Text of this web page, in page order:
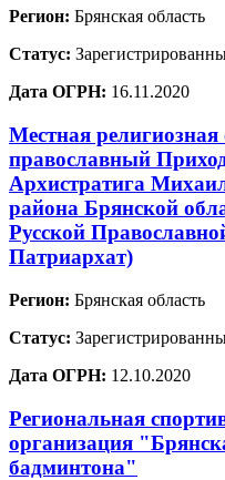
Регион: Брянская область
Статус:
Дата ОГРН: 16.11.2020
Местная религиозная
православный
Архистратига
района Брянской
Русской
Патриархат)
Регион: Брянская область
Статус:
Дата ОГРН: 12.10.2020
Региональная
организация
бадминтона"